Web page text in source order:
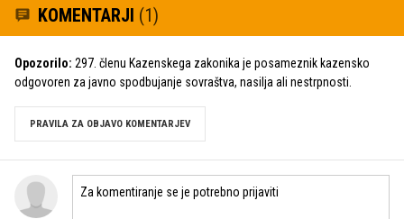
KOMENTARJI (1)
Opozorilo: 297. členu Kazenskega zakonika je posameznik kazensko
odgovoren za javno spodbujanje sovraštva, nasilja ali nestrpnosti.
PRAVILA ZA OBJAVO KOMENTARJEV